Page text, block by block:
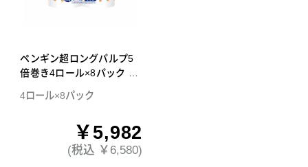
ペンギン超ロングパルプ5
倍巻き4ロール×8パック ダ
4ロール×8パック
￥5,982
(税込 ￥6,580)